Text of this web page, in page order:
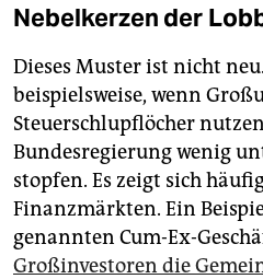
Nebelkerzen der
Dieses Muster ist nicht
beispielsweise, wenn
Steuerschlupflöcher
Bundesregierung wenig
stopfen. Es zeigt sich
Finanzmärkten. Ein
genannten Cum-Ex-
Großinvestoren die